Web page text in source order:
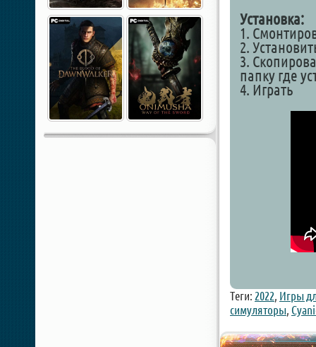
Установка:
1.
2.
3.
папку где
4. Играть
Теги: 2022, Игры
симуляторы,